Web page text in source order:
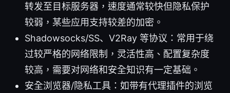
转发至目标服务器，速度通常较快但隐私保护
较弱，某些应用支持较差的加密。
Shadowsocks/SS、V2Ray 等协议：常用于绕
过较严格的网络限制，灵活性高、配置复杂度
较高，需要对网络和安全知识有一定基础。
安全浏览器/隐私工具：如带有代理插件的浏览